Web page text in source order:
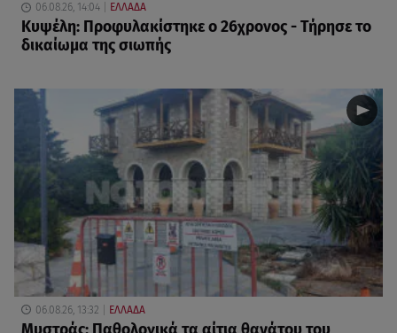
06.08.26, 14:04 ΕΛΛΑΔΑ
Κυψέλη: Προφυλακίστηκε ο 26χρονος - Τήρησε το
δικαίωμα της σιωπής
06.08.26, 13:32 ΕΛΛΑΔΑ